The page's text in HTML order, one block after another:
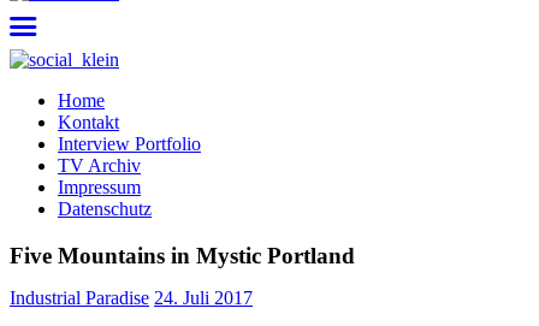
Home
Kontakt
Interview Portfolio
TV Archiv
Impressum
Datenschutz
Five Mountains in Mystic Portland
Industrial Paradise 24. Juli 2017